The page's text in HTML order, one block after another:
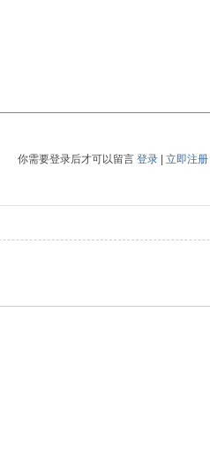
你需要登录后才可以留言 登录 立即注册